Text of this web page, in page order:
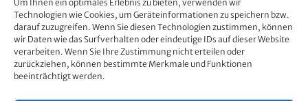
Um Ihnen ein optimales Erlebnis zu bieten, verwenden wir
Technologien wie Cookies, um Geräteinformationen zu speichern bzw.
darauf zuzugreifen. Wenn Sie diesen Technologien zustimmen, können
wir Daten wie das Surfverhalten oder eindeutige IDs auf dieser Website
verarbeiten. Wenn Sie Ihre Zustimmung nicht erteilen oder
zurückziehen, können bestimmte Merkmale und Funktionen
beeinträchtigt werden.
Mariazell Online App